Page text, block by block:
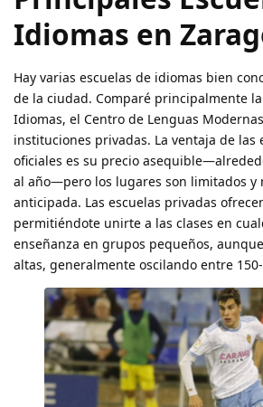
Idiomas en
Hay varias escuelas de idiomas bien
de la ciudad. Comparé principalmente
Idiomas, el Centro de Lenguas
instituciones privadas. La ventaja de las
oficiales es su precio
al año—pero los lugares son limitados y
anticipada. Las escuelas privadas
permitiéndote unirte a las clases en
enseñanza en grupos pequeños,
altas, generalmente oscilando entre